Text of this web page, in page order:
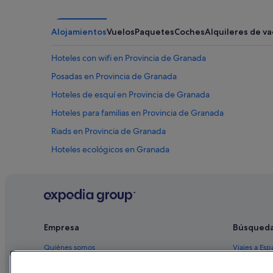
AlojamientosVuelosPaquetesCochesAlquileres de
Hoteles con wifi en Provincia de Granada
Posadas en Provincia de Granada
Hoteles de esquí en Provincia de Granada
Hoteles para familias en Provincia de Granada
Riads en Provincia de Granada
Hoteles ecológicos en Granada
Hoteles de negocios en Provincia de Granada
Empresa
Quiénes somos
Viajes a